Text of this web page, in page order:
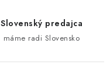
Slovenský predajca
máme radi Slovensko